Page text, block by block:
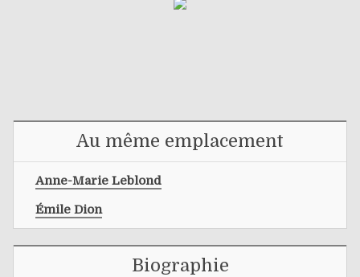
Au même emplacement
Anne-Marie Leblond
Émile Dion
Biographie